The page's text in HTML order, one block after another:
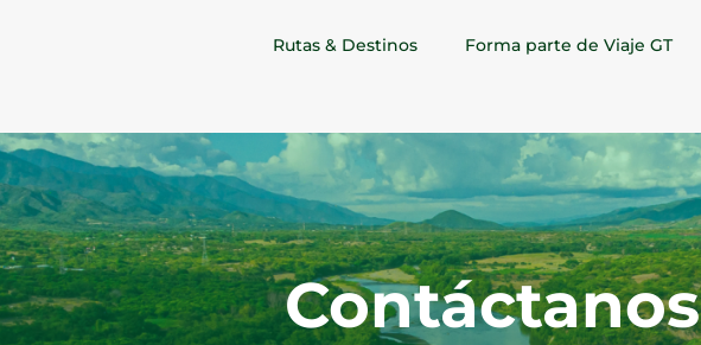
Rutas & Destinos Forma parte de Viaje GT
Contáctanos